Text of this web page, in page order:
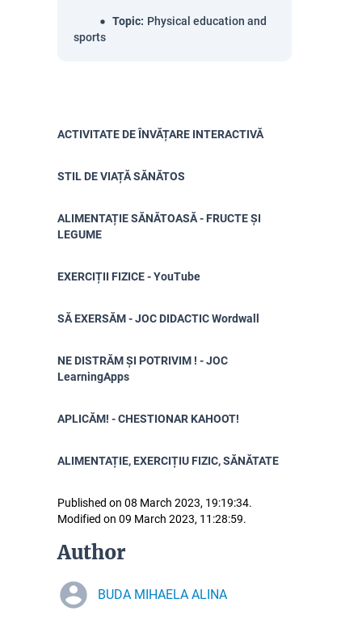
Topic: Physical education and
sports
ACTIVITATE DE ÎNVĂȚARE INTERACTIVĂ
STIL DE VIAȚĂ SĂNĂTOS
ALIMENTAȚIE SĂNĂTOASĂ - FRUCTE ȘI
LEGUME
EXERCIȚII FIZICE - YouTube
SĂ EXERSĂM - JOC DIDACTIC Wordwall
NE DISTRĂM ȘI POTRIVIM ! - JOC
LearningApps
APLICĂM! - CHESTIONAR KAHOOT!
ALIMENTAȚIE, EXERCIȚIU FIZIC, SĂNĂTATE
Published on 08 March 2023, 19:19:34.
Modified on 09 March 2023, 11:28:59.
Author
BUDA MIHAELA ALINA